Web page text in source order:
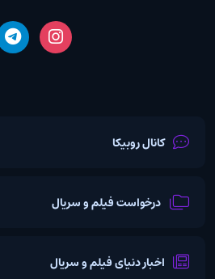
کانال روبیکا
درخواست فیلم و سریال
اخبار دنیای فیلم و سریال